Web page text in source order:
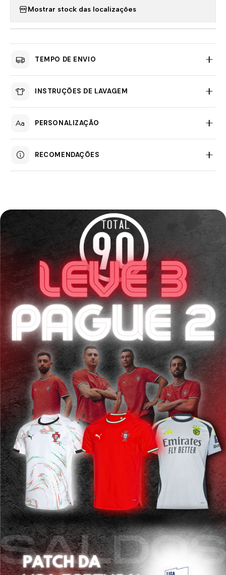
Mostrar stock das localizações
TEMPO DE ENVIO
INSTRUÇÕES DE LAVAGEM
PERSONALIZAÇÃO
RECOMENDAÇÕES